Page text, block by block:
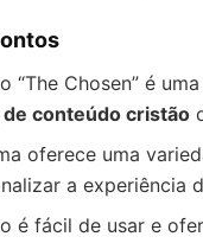
“The Chosen” é
conteúdo cristão
oferece uma
a experiência
é fácil de usar e